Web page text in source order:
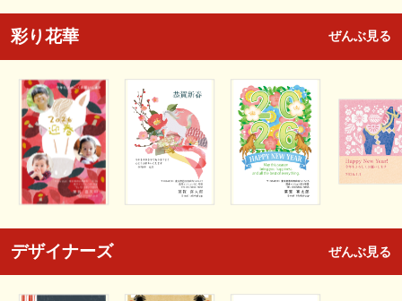
彩り花華 ぜんぶ見る
デザイナーズ ぜんぶ見る